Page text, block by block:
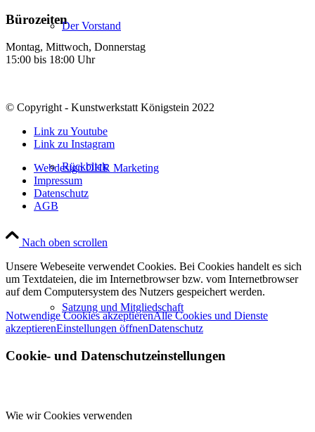
Der Vorstand
Rückblick
Satzung und Mitgliedschaft
Bürozeiten
Montag, Mittwoch, Donnerstag
15:00 bis 18:00 Uhr
© Copyright - Kunstwerkstatt Königstein 2022
Link zu Youtube
Link zu Instagram
Webdesign OHR Marketing
Impressum
Datenschutz
AGB
Nach oben scrollen
Unsere Webeseite verwendet Cookies. Bei Cookies handelt es sich
um Textdateien, die im Internetbrowser bzw. vom Internetbrowser
auf dem Computersystem des Nutzers gespeichert werden.
Notwendige Cookies akzeptierenAlle Cookies und Dienste
akzeptierenEinstellungen öffnenDatenschutz
Cookie- und Datenschutzeinstellungen
Wie wir Cookies verwenden